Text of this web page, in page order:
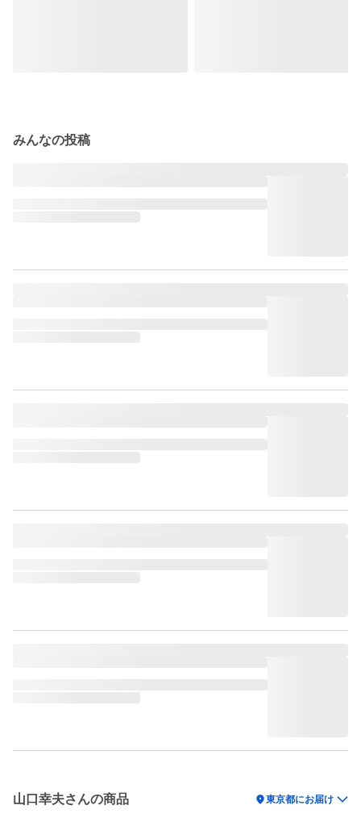
みんなの投稿
山口幸夫さんの商品 location_on東京都にお届け